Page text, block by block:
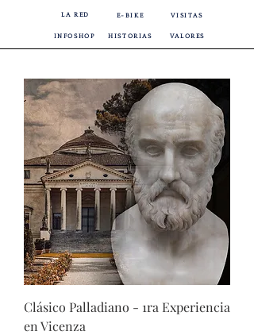
LA RED E-BIKE VISITAS
INFOSHOP HISTORIAS VALORES
Clásico Palladiano - 1ra Experiencia
en Vicenza